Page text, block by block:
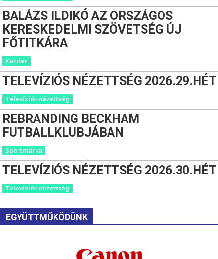
BALÁZS ILDIKÓ AZ ORSZÁGOS
KERESKEDELMI SZÖVETSÉG ÚJ
FŐTITKÁRA
Karrier
TELEVÍZIÓS NÉZETTSÉG 2026.29.HÉT
Televíziós nézettség
REBRANDING BECKHAM
FUTBALLKLUBJÁBAN
Sportmárka
TELEVÍZIÓS NÉZETTSÉG 2026.30.HÉT
Televíziós nézettség
EGYÜTTMŰKÖDÜNK